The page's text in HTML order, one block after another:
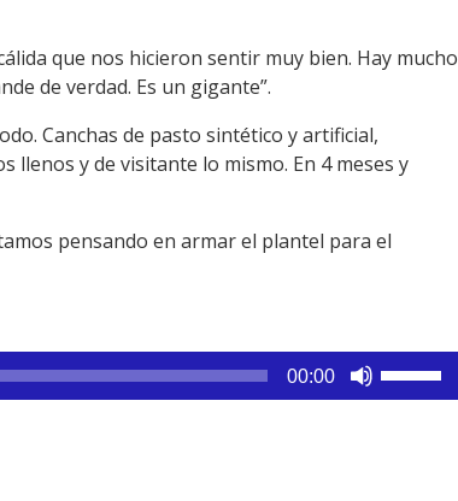
que nos hicieron sentir muy bien. Hay mucho
de verdad. Es un gigante”.
Canchas de pasto sintético y artificial,
llenos y de visitante lo mismo. En 4 meses y
pensando en armar el plantel para el
00:00